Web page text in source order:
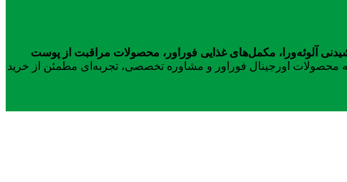
آلوئه‌ورا، مکمل‌های غذایی فوراور، محصولات مراقبت از پوست
محصولات اورجینال فوراور و مشاوره تخصصی، تجربه‌ای مطمئن از خرید